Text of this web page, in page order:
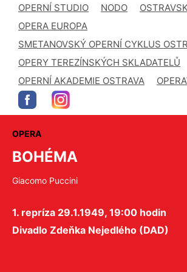
OPERNÍ STUDIO
NODO
OPERA EUROPA
SMETANOVSKÝ OPERNÍ CYKLUS
OPERY TEREZÍNSKÝCH SKLADATELŮ
OPERNÍ AKADEMIE OSTRAVA
OPERA
BOHÉMA
Giacomo Puccini
1. repríza 29.1.1949, 19:00 hodin
Divadlo Zdeňka Nejedlého (DAD)